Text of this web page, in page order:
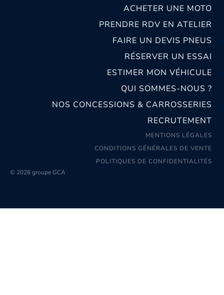
ACHETER UNE MOTO
PRENDRE RDV EN ATELIER
FAIRE UN DEVIS PNEUS
RÉSERVER UN ESSAI
ESTIMER MON VÉHICULE
QUI SOMMES-NOUS ?
NOS CONCESSIONS & CARROSSERIES
RECRUTEMENT
MENTIONS LÉGALES
CONDITIONS GÉNÉRALES DE VENTE
POLITIQUES DE CONFIDENTIALITÉS
© 2026 groupe GCA